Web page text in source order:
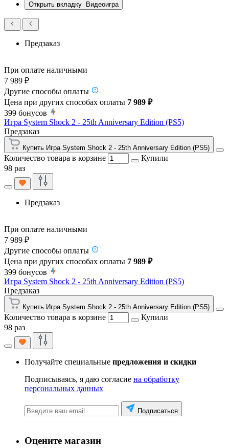
Открыть вкладку
Видеоигра
Предзаказ
При оплате наличными
7 989 ₽
Другие способы оплаты
Цена при других способах оплаты 7 989 ₽
399 бонусов
Игра System Shock 2 - 25th Anniversary Edition (PS5)
Предзаказ
Купить Игра System Shock 2 - 25th Anniversary Edition (PS5)
Количество товара в корзине
Купили
98 раз
Предзаказ
При оплате наличными
7 989 ₽
Другие способы оплаты
Цена при других способах оплаты 7 989 ₽
399 бонусов
Игра System Shock 2 - 25th Anniversary Edition (PS5)
Предзаказ
Купить Игра System Shock 2 - 25th Anniversary Edition (PS5)
Количество товара в корзине
Купили
98 раз
Получайте специальные предложения и скидки
Подписываясь, я даю согласие на обработку
персональных данных
Подписаться
Оцените магазин